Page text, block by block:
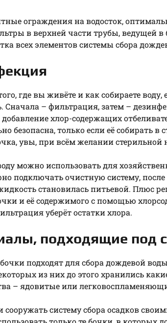
ограждения на водосток,
в верхней части трубы, ведущей в
всех элементов системы сбора
где вы живёте и как собираете воду,
Сначала – фильтрация, затем –
хлор-содержащих
безопасна, только если её собирать в
увы, при всём желании стерильной
можно использовать для
подключать очистную систему,
становилась питьевой. Плюс
и её содержимого с помощью
уберёт остатки хлора.
подходящие под
подходят для сбора дождевой
из них до этого хранились
– ядовитые или
систему сбора осадков